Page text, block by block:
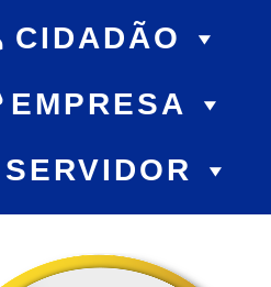
CIDADÃO
EMPRESA
SERVIDOR